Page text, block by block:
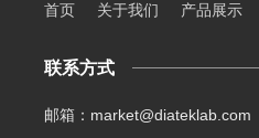
首页 关于我们 产品展示
联系方式
邮箱：market@diateklab.com